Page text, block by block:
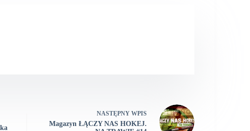
NASTĘPNY WPIS
Magazyn ŁĄCZY NAS HOKEJ.